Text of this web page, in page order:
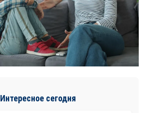
Интересное сегодня